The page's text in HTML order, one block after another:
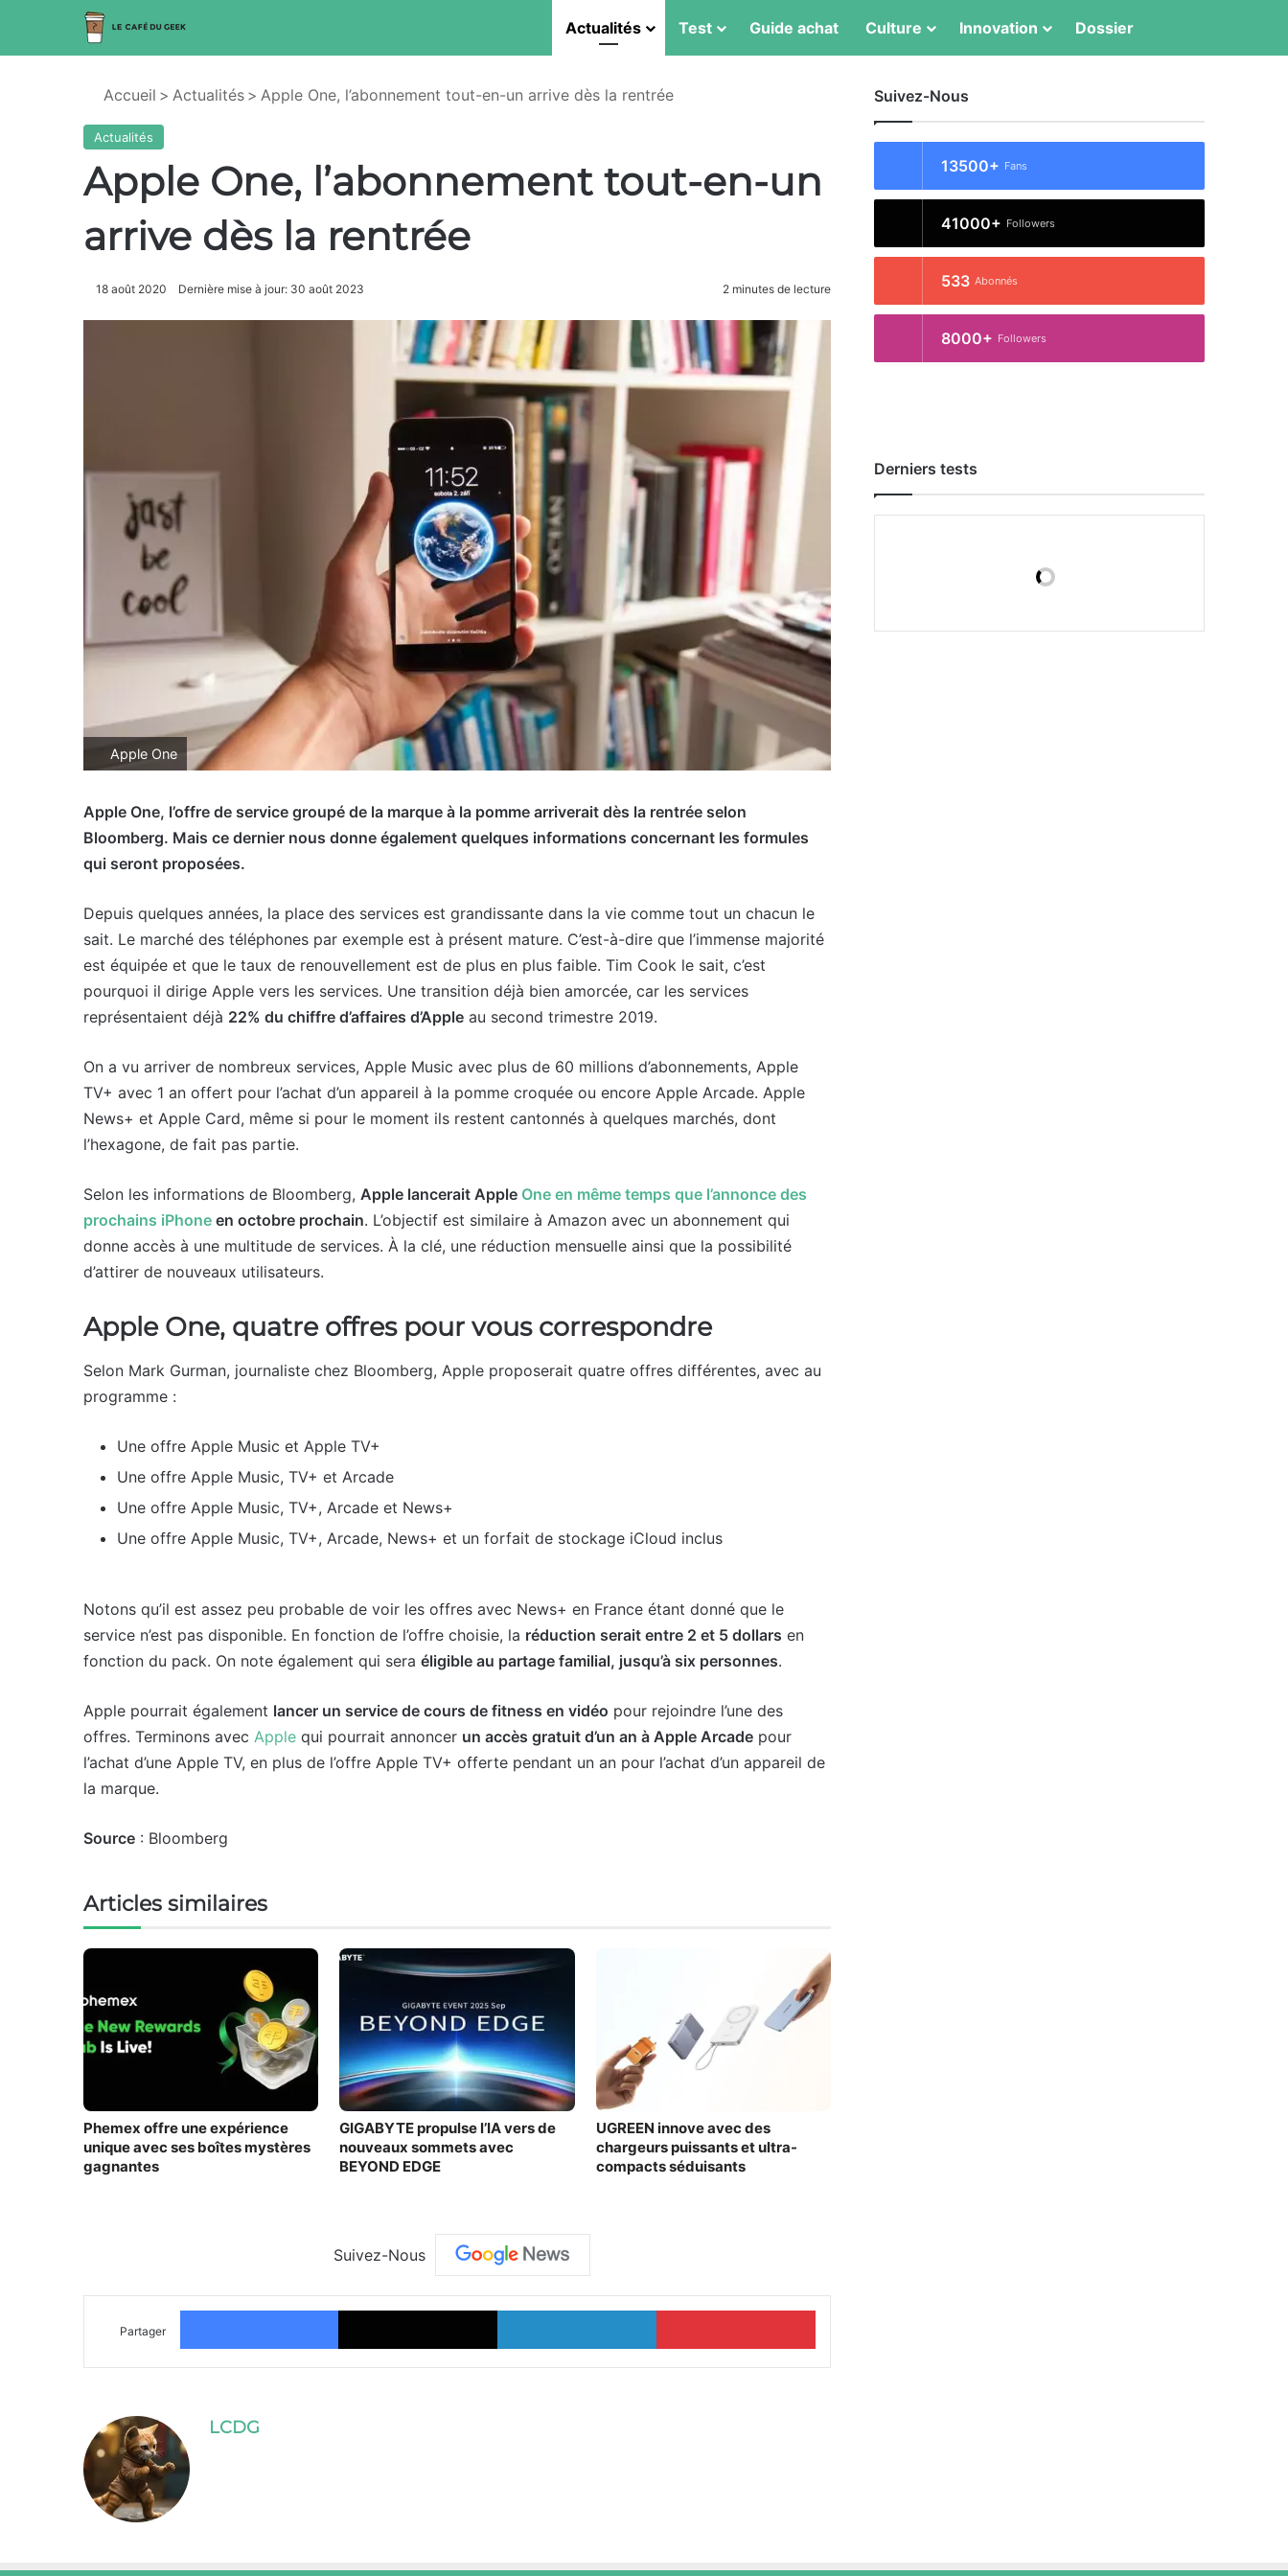
Actualités Test Guide achat Culture Innovation Dossier
Accueil > Actualités > Apple One, l’abonnement tout-en-un arrive dès la rentrée
Actualités
Apple One, l’abonnement tout-en-un
arrive dès la rentrée
18 août 2020 Dernière mise à jour: 30 août 2023 2 minutes de lecture
Apple One
Apple One, l’offre de service groupé de la marque à la pomme arriverait dès la rentrée selon
Bloomberg. Mais ce dernier nous donne également quelques informations concernant les formules
qui seront proposées.
Depuis quelques années, la place des services est grandissante dans la vie comme tout un chacun le
sait. Le marché des téléphones par exemple est à présent mature. C’est-à-dire que l’immense majorité
est équipée et que le taux de renouvellement est de plus en plus faible. Tim Cook le sait, c’est
pourquoi il dirige Apple vers les services. Une transition déjà bien amorcée, car les services
représentaient déjà 22% du chiffre d’affaires d’Apple au second trimestre 2019.
On a vu arriver de nombreux services, Apple Music avec plus de 60 millions d’abonnements, Apple
TV+ avec 1 an offert pour l’achat d’un appareil à la pomme croquée ou encore Apple Arcade. Apple
News+ et Apple Card, même si pour le moment ils restent cantonnés à quelques marchés, dont
l’hexagone, de fait pas partie.
Selon les informations de Bloomberg, Apple lancerait Apple One en même temps que l’annonce des
prochains iPhone en octobre prochain. L’objectif est similaire à Amazon avec un abonnement qui
donne accès à une multitude de services. À la clé, une réduction mensuelle ainsi que la possibilité
d’attirer de nouveaux utilisateurs.
Apple One, quatre offres pour vous correspondre
Selon Mark Gurman, journaliste chez Bloomberg, Apple proposerait quatre offres différentes, avec au
programme :
Une offre Apple Music et Apple TV+
Une offre Apple Music, TV+ et Arcade
Une offre Apple Music, TV+, Arcade et News+
Une offre Apple Music, TV+, Arcade, News+ et un forfait de stockage iCloud inclus
Notons qu’il est assez peu probable de voir les offres avec News+ en France étant donné que le
service n’est pas disponible. En fonction de l’offre choisie, la réduction serait entre 2 et 5 dollars en
fonction du pack. On note également qui sera éligible au partage familial, jusqu’à six personnes.
Apple pourrait également lancer un service de cours de fitness en vidéo pour rejoindre l’une des
offres. Terminons avec Apple qui pourrait annoncer un accès gratuit d’un an à Apple Arcade pour
l’achat d’une Apple TV, en plus de l’offre Apple TV+ offerte pendant un an pour l’achat d’un appareil de
la marque.
Source : Bloomberg
Articles similaires
Phemex offre une expérience
unique avec ses boîtes mystères
gagnantes
GIGABYTE propulse l’IA vers de
nouveaux sommets avec
BEYOND EDGE
UGREEN innove avec des
chargeurs puissants et ultra-
compacts séduisants
Suivez-Nous
Partager
Facebook X Linkedin Pinterest
LCDG
Suivez-Nous
13500+ Fans
41000+ Followers
533 Abonnés
8000+ Followers
Derniers tests